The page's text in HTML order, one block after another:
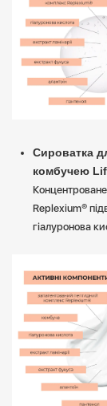
Сироватка
комбучею
Replexium®
гіалуронова